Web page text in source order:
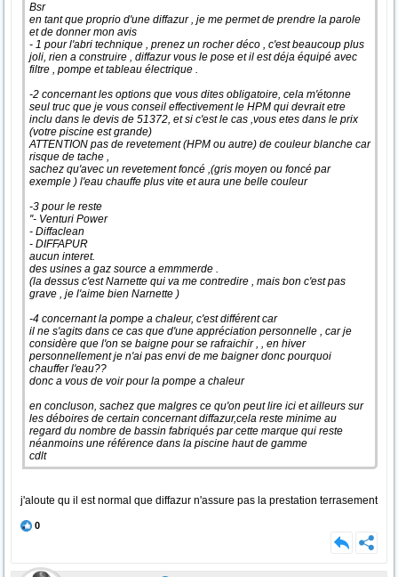
Bsr
en tant que proprio d'une diffazur , je me permet de prendre la parole
et de donner mon avis
- 1 pour l'abri technique , prenez un rocher déco , c'est beaucoup plus
joli, rien a construire , diffazur vous le pose et il est déja équipé avec
filtre , pompe et tableau électrique .
-2 concernant les options que vous dites obligatoire, cela m'étonne
seul truc que je vous conseil effectivement le HPM qui devrait etre
inclu dans le devis de 51372, et si c'est le cas ,vous etes dans le prix
(votre piscine est grande)
ATTENTION pas de revetement (HPM ou autre) de couleur blanche car
risque de tache ,
sachez qu'avec un revetement foncé ,(gris moyen ou foncé par
exemple ) l'eau chauffe plus vite et aura une belle couleur
-3 pour le reste
''- Venturi Power
- Diffaclean
- DIFFAPUR
aucun interet.
des usines a gaz source a emmmerde .
(la dessus c'est Narnette qui va me contredire , mais bon c'est pas
grave , je l'aime bien Narnette )
-4 concernant la pompe a chaleur, c'est différent car
il ne s'agits dans ce cas que d'une appréciation personnelle , car je
considère que l'on se baigne pour se rafraichir , , en hiver
personnellement je n'ai pas envi de me baigner donc pourquoi
chauffer l'eau??
donc a vous de voir pour la pompe a chaleur
en concluson, sachez que malgres ce qu'on peut lire ici et ailleurs sur
les déboires de certain concernant diffazur,cela reste minime au
regard du nombre de bassin fabriqués par cette marque qui reste
néanmoins une référence dans la piscine haut de gamme
cdlt
j'aloute qu il est normal que diffazur n'assure pas la prestation terrasement
0